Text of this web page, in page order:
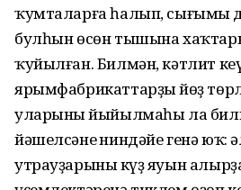
ҡумталарға һалып, сығымың
булһын өсөн тышына
ҡуйылған. Билмән, кәтлит
ярымфабрикаттарҙың йөҙ
уларының йыйылмаһы ла
йәшелсәнең ниндәйе генә юҡ:
утрауҙарының күҙ яуын